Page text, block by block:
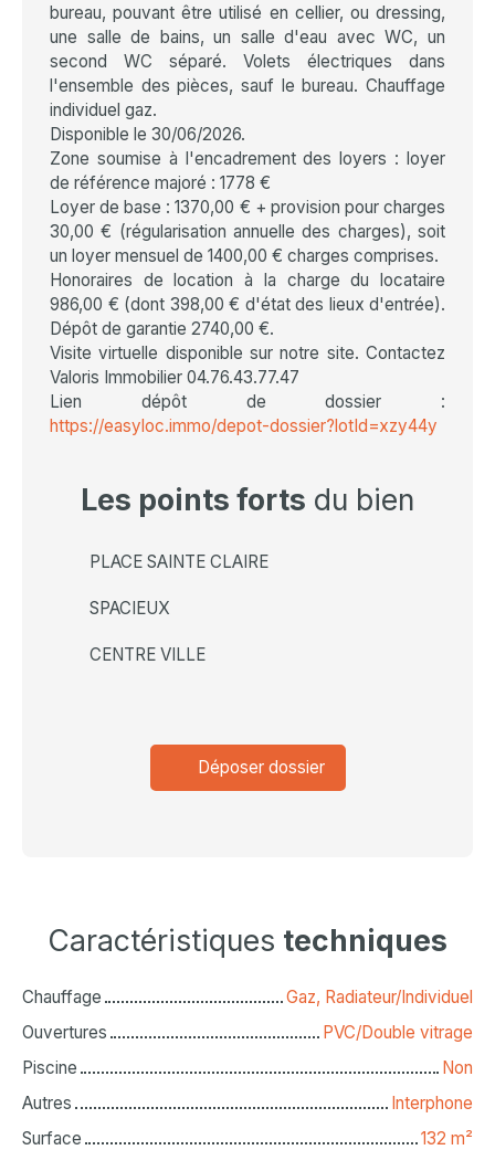
bureau, pouvant être utilisé en cellier, ou dressing,
une salle de bains, un salle d'eau avec WC, un
second WC séparé. Volets électriques dans
l'ensemble des pièces, sauf le bureau. Chauffage
individuel gaz.
Disponible le 30/06/2026.
Zone soumise à l'encadrement des loyers : loyer
de référence majoré : 1778 €
Loyer de base : 1370,00 € + provision pour charges
30,00 € (régularisation annuelle des charges), soit
un loyer mensuel de 1400,00 € charges comprises.
Honoraires de location à la charge du locataire
986,00 € (dont 398,00 € d'état des lieux d'entrée).
Dépôt de garantie 2740,00 €.
Visite virtuelle disponible sur notre site. Contactez
Valoris Immobilier 04.76.43.77.47
Lien dépôt de dossier :
https://easyloc.immo/depot-dossier?lotId=xzy44y
Les points forts du bien
PLACE SAINTE CLAIRE
SPACIEUX
CENTRE VILLE
Déposer dossier
Caractéristiques techniques
Chauffage
Gaz, Radiateur/Individuel
Ouvertures
PVC/Double vitrage
Piscine
Non
Autres
Interphone
Surface
132 m²